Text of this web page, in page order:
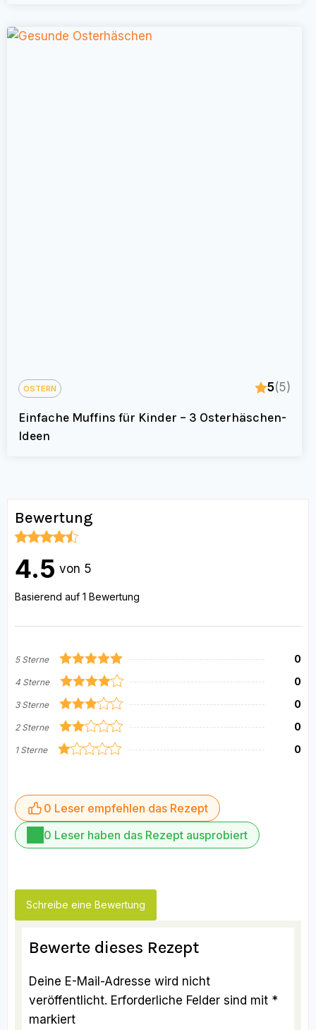
OSTERN 5(5)
Einfache Muffins für Kinder – 3 Osterhäschen-
Ideen
Bewertung
4.5 von 5
Basierend auf 1 Bewertung
5 Sterne 0
4 Sterne 0
3 Sterne 0
2 Sterne 0
1 Sterne 0
0 Leser empfehlen das Rezept
0 Leser haben das Rezept ausprobiert
Schreibe eine Bewertung
Bewerte dieses Rezept
Deine E-Mail-Adresse wird nicht
veröffentlicht. Erforderliche Felder sind mit *
markiert